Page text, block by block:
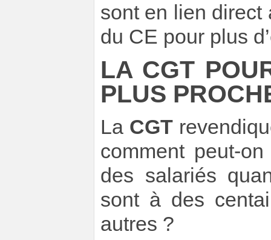
sont en lien direct
du CE pour plus
LA CGT
PLUS
La CGT
comment peut-
des salariés
sont à des
autres ?